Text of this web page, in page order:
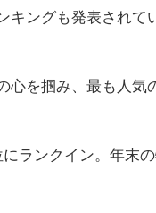
ングも発表されて
を掴み、最も人気
ランクイン。年末